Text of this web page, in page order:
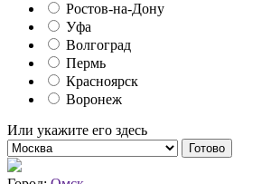
Ростов-на-Дону
Уфа
Волгоград
Пермь
Красноярск
Воронеж
Или укажите его здесь
Готово